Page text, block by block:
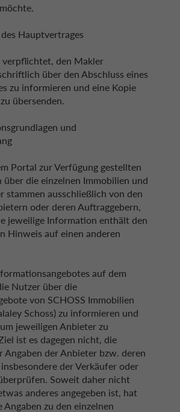
Hauptvertrages
verpflichtet, den Makler
über den Abschluss eines
zu informieren und eine Kopie
übersenden.
und
Portal zur Verfügung gestellten
die einzelnen Immobilien und
stammen ausschließlich von den
oder deren Auftraggebern,
jeweilige Information enthält den
Hinweis auf einen anderen
auf dem
Nutzer über die
von SCHOSS Immobilien
Schoss) zu informieren und
jeweiligen Anbieter zu
ist es dagegen nicht, die
Angaben der Anbieter bzw. deren
der Verkäufer oder
Soweit daher nicht
anderes angegeben ist, hat
Angaben zu den einzelnen